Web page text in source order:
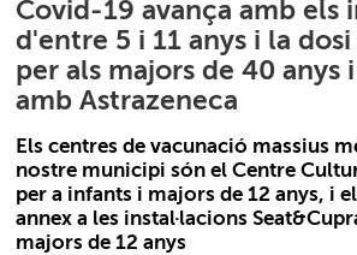
Covid-19 avança amb els
d'entre 5 i 11 anys i la
per als majors de 40 anys
amb Astrazeneca
Els centres de vacunació massius
nostre municipi són el Centre
per a infants i majors de 12 anys, i
annex a les instal·lacions
majors de 12 anys